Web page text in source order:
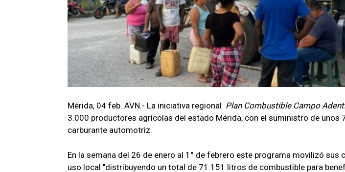
Mérida, 04 feb. AVN.- La iniciativa regional Plan Combustible Campo
3.000 productores agrícolas del estado Mérida, con el suministro de unos
carburante automotriz.
En la semana del 26 de enero al 1° de febrero este programa movilizó sus
uso local "distribuyendo un total de 71.151 litros de combustible para